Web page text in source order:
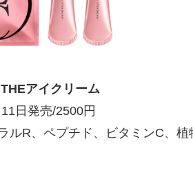
アイクリーム
日発売/2500円
ルR、ペプチド、ビタミンC、